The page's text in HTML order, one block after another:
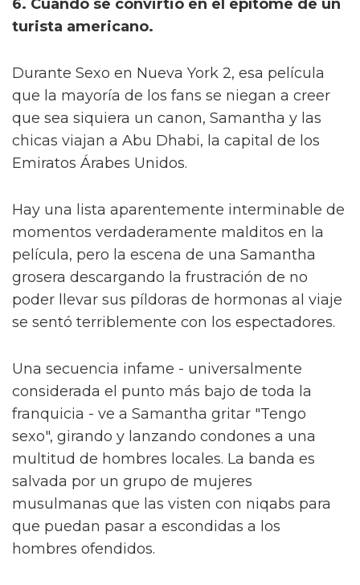
6. Cuando se convirtió en el epítome de un
turista americano.
Durante Sexo en Nueva York 2, esa película
que la mayoría de los fans se niegan a creer
que sea siquiera un canon, Samantha y las
chicas viajan a Abu Dhabi, la capital de los
Emiratos Árabes Unidos.
Hay una lista aparentemente interminable de
momentos verdaderamente malditos en la
película, pero la escena de una Samantha
grosera descargando la frustración de no
poder llevar sus píldoras de hormonas al viaje
se sentó terriblemente con los espectadores.
Una secuencia infame - universalmente
considerada el punto más bajo de toda la
franquicia - ve a Samantha gritar "Tengo
sexo", girando y lanzando condones a una
multitud de hombres locales. La banda es
salvada por un grupo de mujeres
musulmanas que las visten con niqabs para
que puedan pasar a escondidas a los
hombres ofendidos.